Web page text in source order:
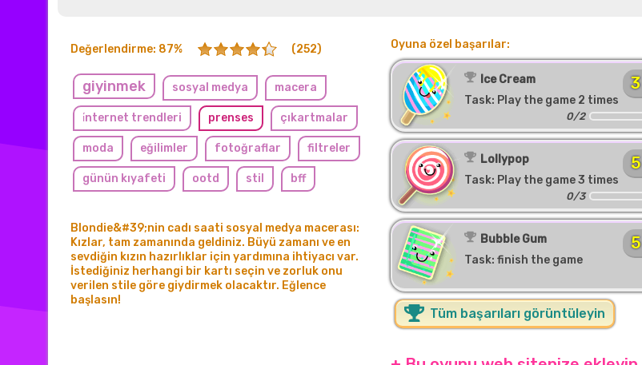
Değerlendirme: 87% (252)
giyinmek sosyal medya macera
i̇nternet trendleri prenses çıkartmalar
moda eğilimler fotoğraflar filtreler
günün kıyafeti ootd stil bff
Blondie&#39;nin cadı saati sosyal medya macerası:
Kızlar, tam zamanında geldiniz. Büyü zamanı ve en
sevdiğin kızın hazırlıklar için yardımına ihtiyacı var.
İstediğiniz herhangi bir kartı seçin ve zorluk onu
verilen stile göre giydirmek olacaktır. Eğlence
başlasın!
Oyuna özel başarılar:
Ice Cream
Task: Play the game 2 times
3
0/2
Lollypop
Task: Play the game 3 times
5
0/3
Bubble Gum
Task: finish the game
5
Tüm başarıları görüntüleyin